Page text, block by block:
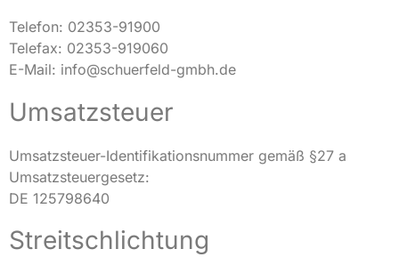
Telefon: 02353-91900
Telefax: 02353-919060
E-Mail: info@schuerfeld-gmbh.de
Umsatzsteuer
Umsatzsteuer-Identifikationsnummer gemäß §27 a
Umsatzsteuergesetz:
DE 125798640
Streitschlichtung